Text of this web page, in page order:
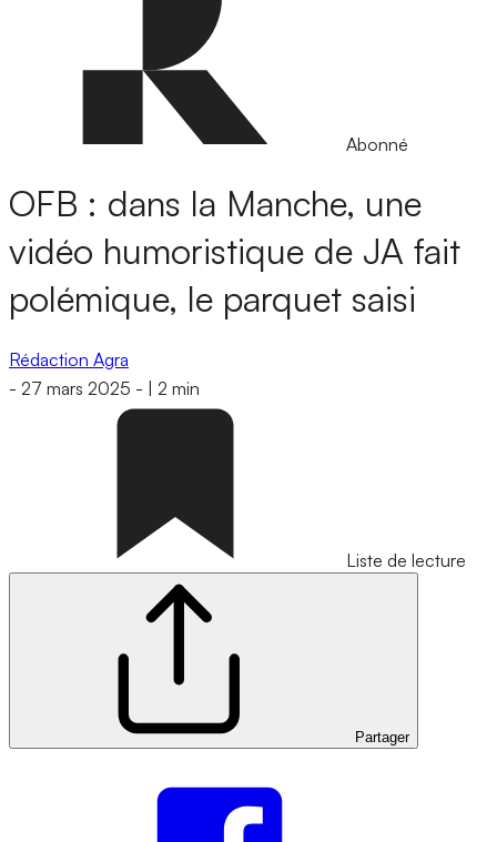
Abonné
OFB : dans la Manche, une
vidéo humoristique de JA fait
polémique, le parquet saisi
Rédaction Agra
- 27 mars 2025 - 2 min
Liste de lecture
Partager